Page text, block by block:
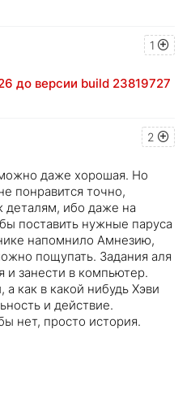
1
до версии build 23819727
2
даже хорошая. Но
понравится точно,
деталям, ибо даже на
поставить нужные паруса
напомнило Амнезию,
пощупать. Задания аля
и занести в компьютер.
как в какой нибудь Хэви
и действие.
нет, просто история.